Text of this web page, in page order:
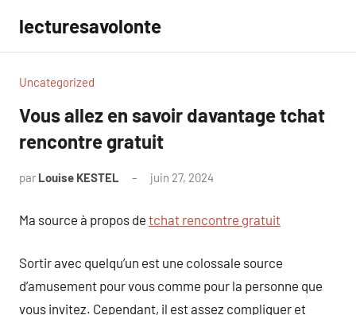
contenu
lecturesavolonte
Uncategorized
Vous allez en savoir davantage tchat
rencontre gratuit
par Louise KESTEL juin 27, 2024
Ma source à propos de tchat rencontre gratuit
Sortir avec quelqu’un est une colossale source
d’amusement pour vous comme pour la personne que
vous invitez. Cependant, il est assez compliquer et